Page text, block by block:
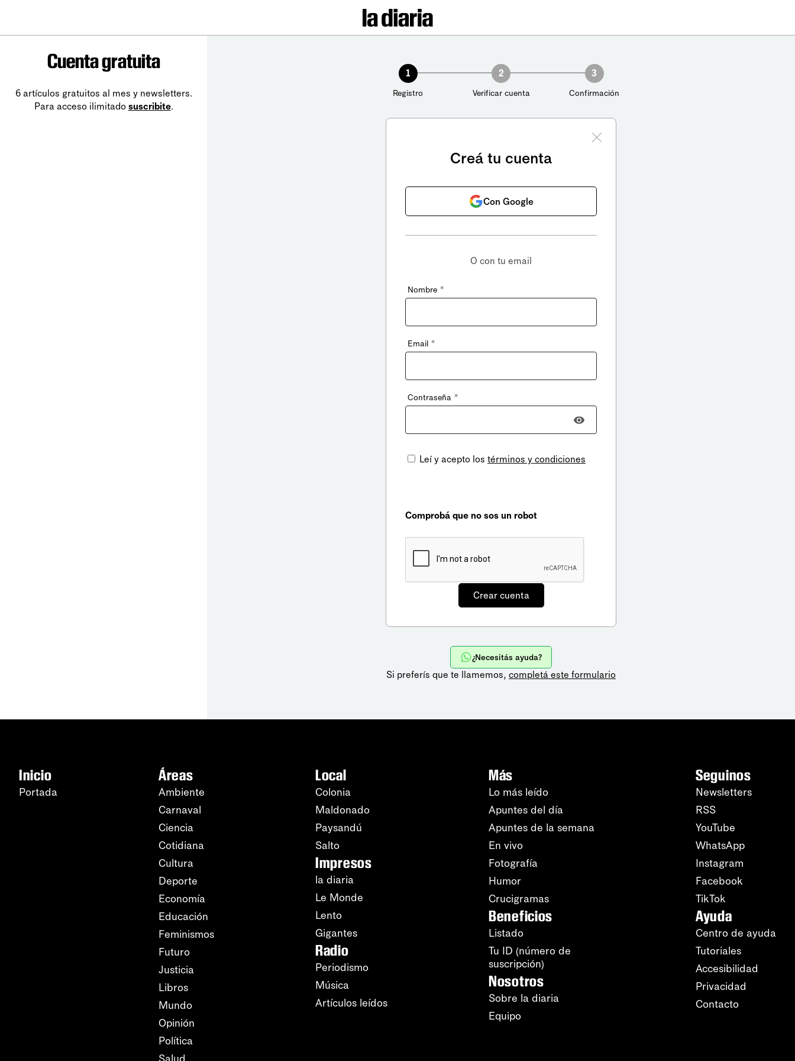
Cuenta gratuita
6 artículos gratuitos al mes y newsletters.
Para acceso ilimitado suscribite.
1
Registro
2
Verificar cuenta
3
Confirmación
Creá tu cuenta
Con Google
O con tu email
Nombre *
Email *
Contraseña *
Leí y acepto los términos y condiciones
Comprobá que no sos un robot
¿Necesitás ayuda?
Si preferís que te llamemos, completá este formulario
Inicio
Portada
Áreas
Ambiente
Carnaval
Ciencia
Cotidiana
Cultura
Deporte
Economía
Educación
Feminismos
Futuro
Justicia
Libros
Mundo
Opinión
Política
Local
Colonia
Maldonado
Paysandú
Salto
Impresos
la diaria
Le Monde
Lento
Gigantes
Radio
Periodismo
Música
Artículos leídos
Más
Lo más leído
Apuntes del día
Apuntes de la semana
En vivo
Fotografía
Humor
Crucigramas
Beneficios
Listado
Tu ID (número de
suscripción)
Nosotros
Sobre la diaria
Equipo
Seguinos
Newsletters
RSS
YouTube
WhatsApp
Instagram
Facebook
TikTok
Ayuda
Centro de ayuda
Tutoriales
Accesibilidad
Privacidad
Contacto